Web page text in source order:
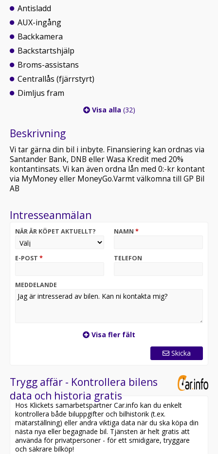
Antisladd
AUX-ingång
Backkamera
Backstartshjälp
Broms-assistans
Centrallås (fjärrstyrt)
Dimljus fram
Visa alla (32)
Beskrivning
Vi tar gärna din bil i inbyte. Finansiering kan ordnas via
Santander Bank, DNB eller Wasa Kredit med 20%
kontantinsats. Vi kan även ordna lån med 0:-kr kontant
via MyMoney eller MoneyGo.Varmt välkomna till GP Bil
AB
Intresseanmälan
NÄR ÄR KÖPET AKTUELLT? NAMN *
E-POST * TELEFON
MEDDELANDE
Visa fler fält
Skicka
Trygg affär - Kontrollera bilens
data och historia gratis
Hos Klickets samarbetspartner Car.info kan du enkelt
kontrollera både biluppgifter och bilhistorik (t.ex.
mätarställning) eller andra viktiga data när du ska köpa din
nästa nya eller begagnade bil. Tjänsten är helt gratis att
använda för privatpersoner - för ett smidigare, tryggare
och säkrare bilköp!